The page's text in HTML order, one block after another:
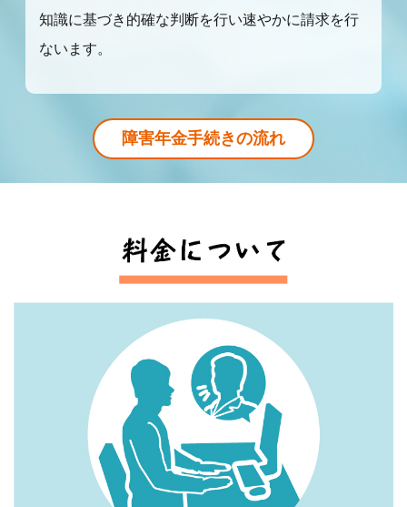
知識に基づき的確な判断を行い速やかに請求を行
ないます。
障害年金手続きの流れ